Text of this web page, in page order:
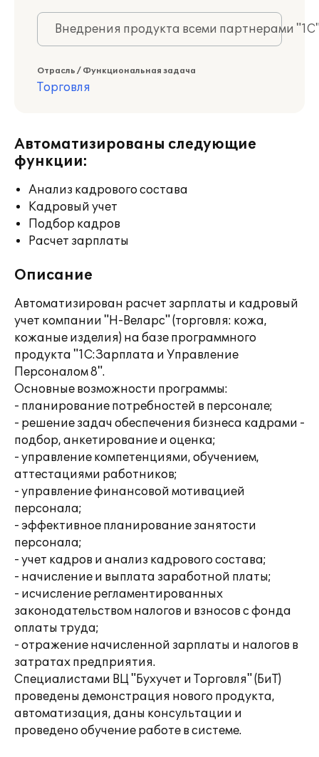
Внедрения продукта всеми партнерами
Отрасль / Функциональная задача
Торговля
Автоматизированы следующие
функции:
Анализ кадрового состава
Кадровый учет
Подбор кадров
Расчет зарплаты
Описание
Автоматизирован расчет зарплаты и кадровый
учет компании "Н-Веларс" (торговля: кожа,
кожаные изделия) на базе программного
продукта "1С:Зарплата и Управление
Персоналом 8".
Основные возможности программы:
- планирование потребностей в персонале;
- решение задач обеспечения бизнеса кадрами -
подбор, анкетирование и оценка;
- управление компетенциями, обучением,
аттестациями работников;
- управление финансовой мотивацией
персонала;
- эффективное планирование занятости
персонала;
- учет кадров и анализ кадрового состава;
- начисление и выплата заработной платы;
- исчисление регламентированных
законодательством налогов и взносов с фонда
оплаты труда;
- отражение начисленной зарплаты и налогов в
затратах предприятия.
Специалистами ВЦ "Бухучет и Торговля" (БиТ)
проведены демонстрация нового продукта,
автоматизация, даны консультации и
проведено обучение работе в системе.